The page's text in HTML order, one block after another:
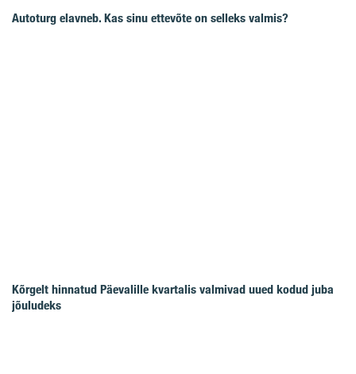
Autoturg elavneb. Kas sinu ettevõte on selleks valmis?
Kõrgelt hinnatud Päevalille kvartalis valmivad uued kodud juba
jõuludeks